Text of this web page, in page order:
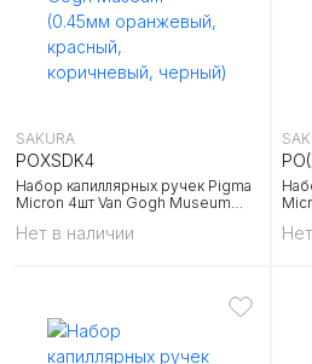
Нет в наличии
Набор капиллярных ручек Pigma
Micron 4шт Van Gogh Museum
коричневый, черный)
SAKURA
POXSDK4